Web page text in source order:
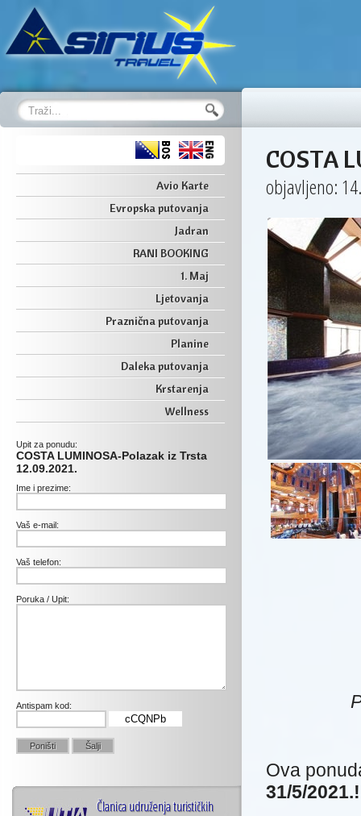
Avio Karte
Evropska putovanja
Jadran
RANI BOOKING
1. Maj
Ljetovanja
Praznična putovanja
Planine
Daleka putovanja
Krstarenja
Wellness
Upit za ponudu:
COSTA LUMINOSA-Polazak iz Trsta
12.09.2021.
Ime i prezime:
Vaš e-mail:
Vaš telefon:
Poruka / Upit:
Antispam kod:
cCQNPb
Članica udruženja turističkih
COSTA
objavljeno:
Ova
31/5/